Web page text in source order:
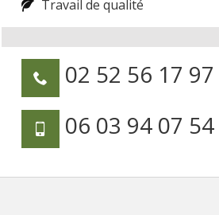
Travail de qualité
02 52 56 17 97
06 03 94 07 54